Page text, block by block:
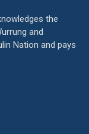
the
and
Nation and pays